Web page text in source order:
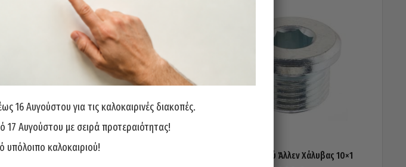
Τάπα Εξάγωνες INOX A4 14×1.5 Τάπα Λαδιού Άλλεν Χάλυβας 10×1
16 Αυγούστου για τις καλοκαιρινές διακοπές.
17 Αυγούστου με σειρά προτεραιότητας!
υπόλοιπο καλοκαιριού!